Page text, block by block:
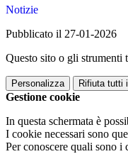
Notizie
Pubblicato il 27-01-2026
Questo sito o gli strumenti
Personalizza Rifiuta tutti
Gestione cookie
In questa schermata è
I cookie necessari sono
Per conoscere quali sono i